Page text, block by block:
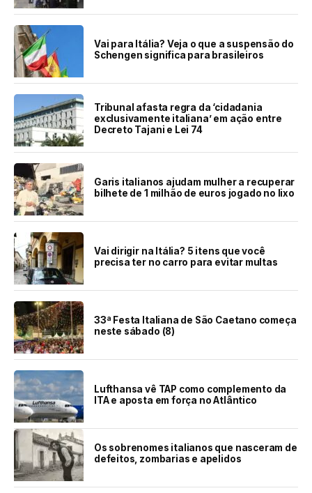
Vai para Itália? Veja o que a suspensão do
Schengen significa para brasileiros
Tribunal afasta regra da ‘cidadania
exclusivamente italiana’ em ação entre
Decreto Tajani e Lei 74
Garis italianos ajudam mulher a recuperar
bilhete de 1 milhão de euros jogado no lixo
Vai dirigir na Itália? 5 itens que você
precisa ter no carro para evitar multas
33ª Festa Italiana de São Caetano começa
neste sábado (8)
Lufthansa vê TAP como complemento da
ITA e aposta em força no Atlântico
Os sobrenomes italianos que nasceram de
defeitos, zombarias e apelidos